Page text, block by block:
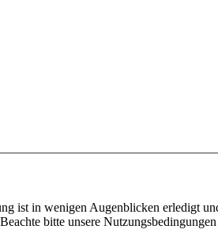
ist in wenigen Augenblicken erledigt
bitte unsere